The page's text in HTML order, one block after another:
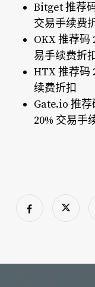
Bitget 推荐
交易手续费
OKX 推荐码
易手续费折
HTX 推荐码
续费折扣
Gate.io 推荐
20% 交易手